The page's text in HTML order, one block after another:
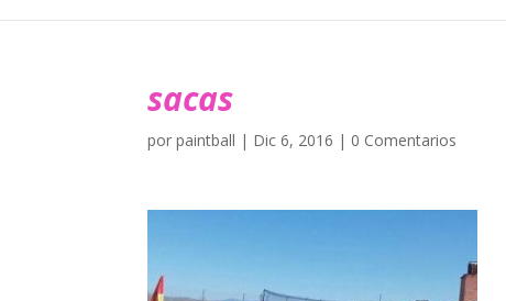
sacas
porpaintball | Dic 6, 2016 | 0 Comentarios